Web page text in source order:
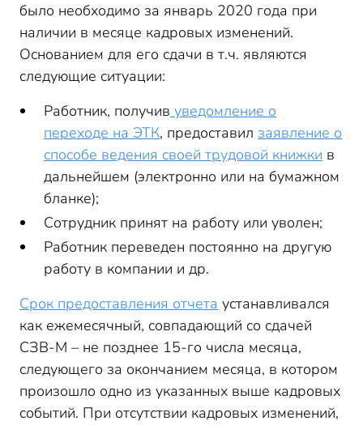
было необходимо за январь 2020 года при
наличии в месяце кадровых изменений.
Основанием для его сдачи в т.ч. являются
следующие ситуации:
Работник, получив уведомление о
переходе на ЭТК, предоставил заявление о
способе ведения своей трудовой книжки в
дальнейшем (электронно или на бумажном
бланке);
Сотрудник принят на работу или уволен;
Работник переведен постоянно на другую
работу в компании и др.
Срок предоставления отчета устанавливался
как ежемесячный, совпадающий со сдачей
СЗВ-М – не позднее 15-го числа месяца,
следующего за окончанием месяца, в котором
произошло одно из указанных выше кадровых
событий. При отсутствии кадровых изменений,